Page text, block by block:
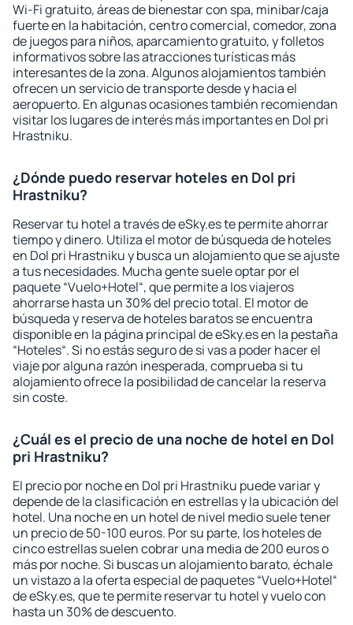
Wi-Fi gratuito, áreas de bienestar con spa, minibar/caja
fuerte en la habitación, centro comercial, comedor, zona
de juegos para niños, aparcamiento gratuito, y folletos
informativos sobre las atracciones turísticas más
interesantes de la zona. Algunos alojamientos también
ofrecen un servicio de transporte desde y hacia el
aeropuerto. En algunas ocasiones también recomiendan
visitar los lugares de interés más importantes en Dol pri
Hrastniku.
¿Dónde puedo reservar hoteles en Dol pri
Hrastniku?
Reservar tu hotel a través de eSky.es te permite ahorrar
tiempo y dinero. Utiliza el motor de búsqueda de hoteles
en Dol pri Hrastniku y busca un alojamiento que se ajuste
a tus necesidades. Mucha gente suele optar por el
paquete “Vuelo+Hotel“, que permite a los viajeros
ahorrarse hasta un 30% del precio total. El motor de
búsqueda y reserva de hoteles baratos se encuentra
disponible en la página principal de eSky.es en la pestaña
“Hoteles“. Si no estás seguro de si vas a poder hacer el
viaje por alguna razón inesperada, comprueba si tu
alojamiento ofrece la posibilidad de cancelar la reserva
sin coste.
¿Cuál es el precio de una noche de hotel en Dol
pri Hrastniku?
El precio por noche en Dol pri Hrastniku puede variar y
depende de la clasificación en estrellas y la ubicación del
hotel. Una noche en un hotel de nivel medio suele tener
un precio de 50-100 euros. Por su parte, los hoteles de
cinco estrellas suelen cobrar una media de 200 euros o
más por noche. Si buscas un alojamiento barato, échale
un vistazo a la oferta especial de paquetes “Vuelo+Hotel“
de eSky.es, que te permite reservar tu hotel y vuelo con
hasta un 30% de descuento.